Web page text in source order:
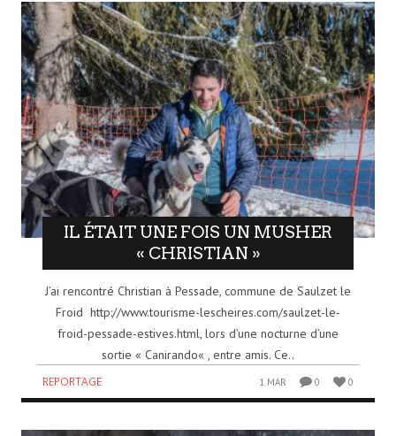
IL ÉTAIT UNE FOIS UN MUSHER
« CHRISTIAN »
J’ai rencontré Christian à Pessade, commune de Saulzet le
Froid http://www.tourisme-lescheires.com/saulzet-le-
froid-pessade-estives.html, lors d’une nocturne d’une
sortie « Canirando« , entre amis. Ce..
REPORTAGE 1 MAR 0 0